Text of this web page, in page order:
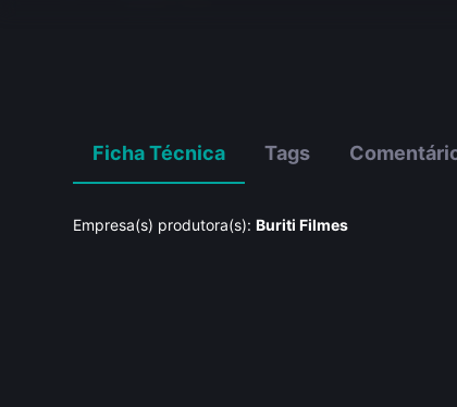
Ficha Técnica Tags
Empresa(s) produtora(s): Buriti Filmes